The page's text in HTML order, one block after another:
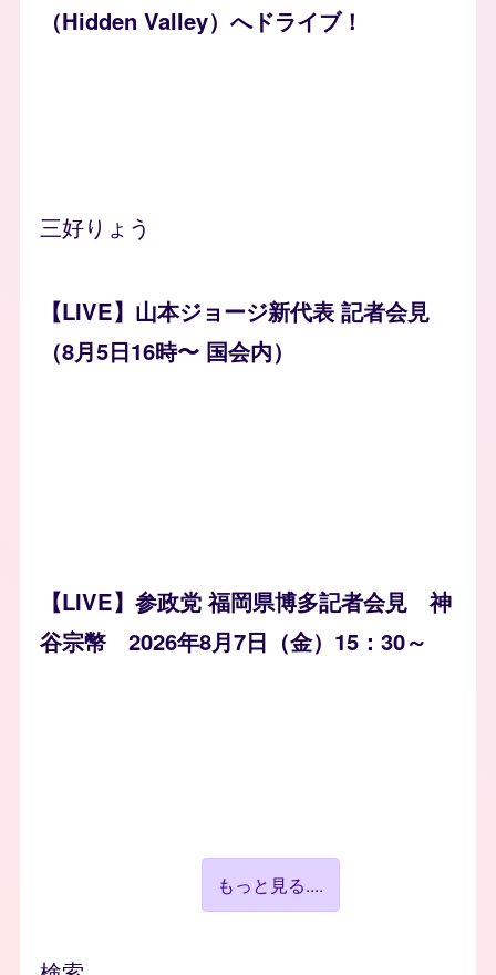
（Hidden Valley）へドライブ！
三好りょう
【LIVE】山本ジョージ新代表 記者会見
（8月5日16時〜 国会内）
【LIVE】参政党 福岡県博多記者会見 神
谷宗幣 2026年8月7日（金）15：30～
もっと見る....